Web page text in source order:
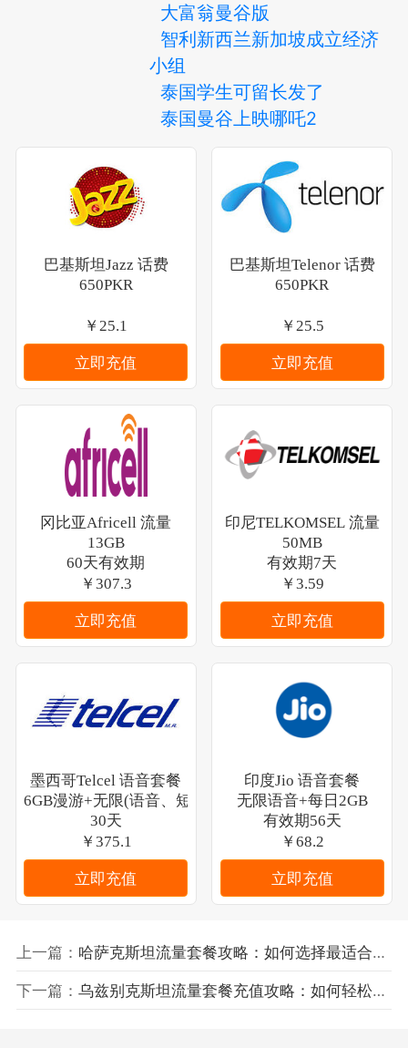
大富翁曼谷版
智利新西兰新加坡成立经济
小组
泰国学生可留长发了
泰国曼谷上映哪吒2
巴基斯坦Jazz 话费
650PKR
￥25.1
立即充值
巴基斯坦Telenor 话费
650PKR
￥25.5
立即充值
冈比亚Africell 流量
13GB
60天有效期
￥307.3
立即充值
印尼TELKOMSEL 流量
50MB
有效期7天
￥3.59
立即充值
墨西哥Telcel 语音套餐
6GB漫游+无限(语音、短信)
30天
￥375.1
立即充值
印度Jio 语音套餐
无限语音+每日2GB
有效期56天
￥68.2
立即充值
上一篇： 哈萨克斯坦流量套餐攻略：如何选择最适合你的流量套餐
下一篇： 乌兹别克斯坦流量套餐充值攻略：如何轻松选择和充值流量套餐